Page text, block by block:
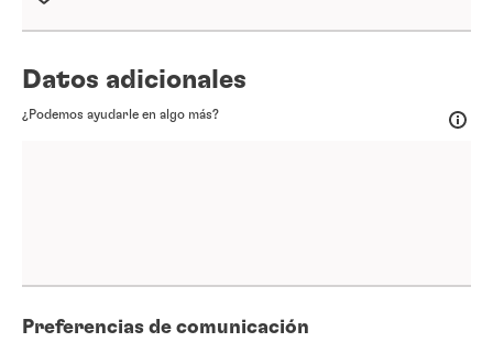
Datos adicionales
¿Podemos ayudarle en algo más?
Preferencias de comunicación